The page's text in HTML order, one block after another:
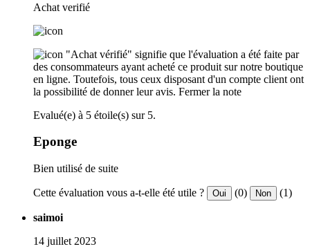
Achat verifié
"Achat vérifié" signifie que l'évaluation a été faite par
des consommateurs ayant acheté ce produit sur notre boutique
en ligne. Toutefois, tous ceux disposant d'un compte client ont
la possibilité de donner leur avis. Fermer la note
Evalué(e) à 5 étoile(s) sur 5.
Eponge
Bien utilisé de suite
Cette évaluation vous a-t-elle été utile ? Oui (0) Non (1)
saimoi
14 juillet 2023